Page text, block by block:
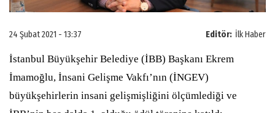
Editör: İlk Haber
24 Şubat 2021 - 13:37
İstanbul Büyükşehir Belediye (İBB) Başkanı Ekrem
İmamoğlu, İnsani Gelişme Vakfı’nın (İNGEV)
büyükşehirlerin insani gelişmişliğini ölçümlediği ve